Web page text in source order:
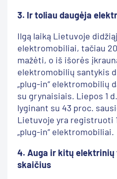
3. Ir toliau daugėja
Ilgą laiką Lietuvoje
elektromobiliai, tačiau
mažėti, o iš išorės
elektromobilių santykis
„plug-in“ elektromobilių
su grynaisiais. Liepos 1
lyginant su 43 proc.
Lietuvoje yra registruoti
„plug-in“ elektromobiliai.
4. Auga ir kitų
skaičius